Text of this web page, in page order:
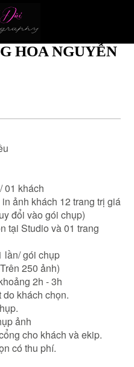
HOA NGUYỄN
01 khách
ảnh khách 12 trang trị giá
đổi vào gói chụp)
tại Studio và 01 trang
lần/ gói chụp
250 ảnh)
2h - 3h
khách chọn.
ảnh
cho khách và ekip.
có thu phí.